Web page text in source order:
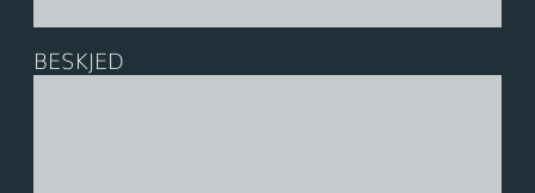
BESKJED